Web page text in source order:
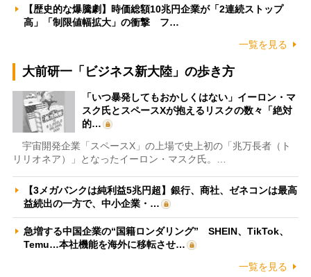
【歴史的な爆騰劇】時価総額10兆円企業が「2連続ストップ
高」「制限値幅拡大」の衝撃 フ…
一覧を見る
大前研一「ビジネス新大陸」の歩き方
「いつ暴発してもおかしくはない」イーロン・マ
スク氏とスペースXが抱えるリスクの数々「絶対
的…
宇宙開発企業「スペースX」の上場で史上初の「兆万長者（ト
リリオネア）」となったイーロン・マスク氏。…
【3メガバンクは純利益5兆円超】銀行、商社、ゼネコンは最高
益続出の一方で、中小企業・…
急増する中国企業の“国籍ロンダリング” SHEIN、TikTok、
Temu…本社機能を海外に移転させ…
一覧を見る